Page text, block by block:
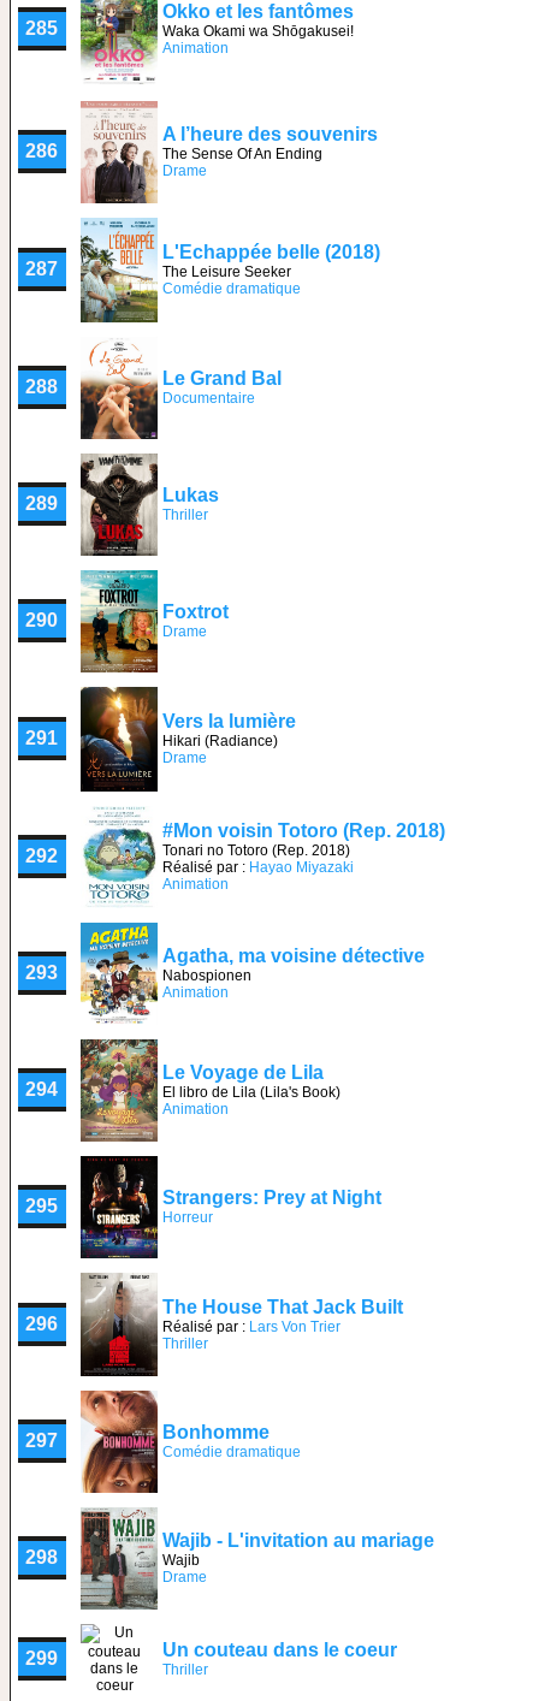
285
Okko et les fantômes
Waka Okami wa Shōgakusei!
Animation
286
A l’heure des souvenirs
The Sense Of An Ending
Drame
287
L'Echappée belle (2018)
The Leisure Seeker
Comédie dramatique
288 Le Grand Bal
Documentaire
289 Lukas
Thriller
290 Foxtrot
Drame
291
Vers la lumière
Hikari (Radiance)
Drame
292
#Mon voisin Totoro (Rep. 2018)
Tonari no Totoro (Rep. 2018)
Réalisé par : Hayao Miyazaki
Animation
293
Agatha, ma voisine détective
Nabospionen
Animation
294
Le Voyage de Lila
El libro de Lila (Lila's Book)
Animation
295 Strangers: Prey at Night
Horreur
296
The House That Jack Built
Réalisé par : Lars Von Trier
Thriller
297 Bonhomme
Comédie dramatique
298
Wajib - L'invitation au mariage
Wajib
Drame
299 Un couteau dans le coeur
Thriller